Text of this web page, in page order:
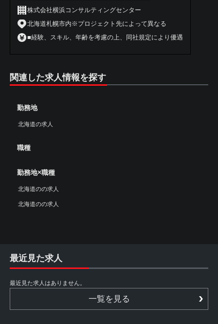
株式会社横浜コンサルティングセンター
北海道札幌市内※プロジェクト先によって異なる
■経験、スキル、年齢を考慮の上、同社規定により優遇
関連した求人情報を探す
勤務地
北海道の求人
職種
勤務地×職種
北海道のの求人
北海道のの求人
最近見た求人
最近見た求人はありません。
一覧を見る